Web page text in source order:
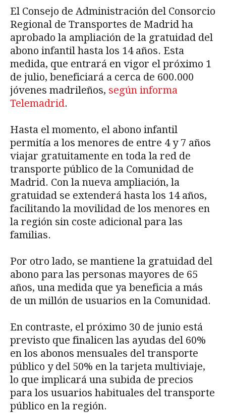
El Consejo de Administración del Consorcio
Regional de Transportes de Madrid ha
aprobado la ampliación de la gratuidad del
abono infantil hasta los 14 años. Esta
medida, que entrará en vigor el próximo 1
de julio, beneficiará a cerca de 600.000
jóvenes madrileños, según informa
Telemadrid.
Hasta el momento, el abono infantil
permitía a los menores de entre 4 y 7 años
viajar gratuitamente en toda la red de
transporte público de la Comunidad de
Madrid. Con la nueva ampliación, la
gratuidad se extenderá hasta los 14 años,
facilitando la movilidad de los menores en
la región sin coste adicional para las
familias.
Por otro lado, se mantiene la gratuidad del
abono para las personas mayores de 65
años, una medida que ya beneficia a más
de un millón de usuarios en la Comunidad.
En contraste, el próximo 30 de junio está
previsto que finalicen las ayudas del 60%
en los abonos mensuales del transporte
público y del 50% en la tarjeta multiviaje,
lo que implicará una subida de precios
para los usuarios habituales del transporte
público en la región.